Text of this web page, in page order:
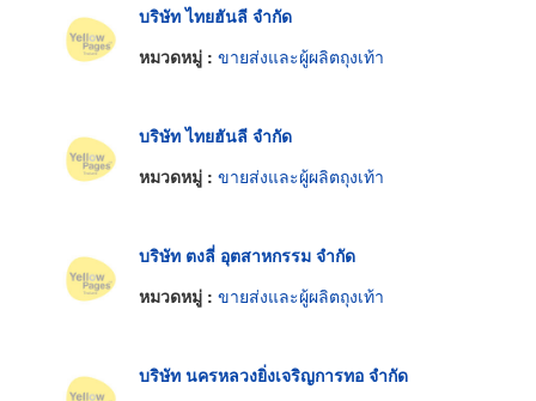
บริษัท ไทยฮันลี จำกัด
หมวดหมู่ : ขายส่งและผู้ผลิตถุงเท้า
บริษัท ไทยฮันลี จำกัด
หมวดหมู่ : ขายส่งและผู้ผลิตถุงเท้า
บริษัท ตงลี่ อุตสาหกรรม จำกัด
หมวดหมู่ : ขายส่งและผู้ผลิตถุงเท้า
บริษัท นครหลวงยิ่งเจริญการทอ จำกัด